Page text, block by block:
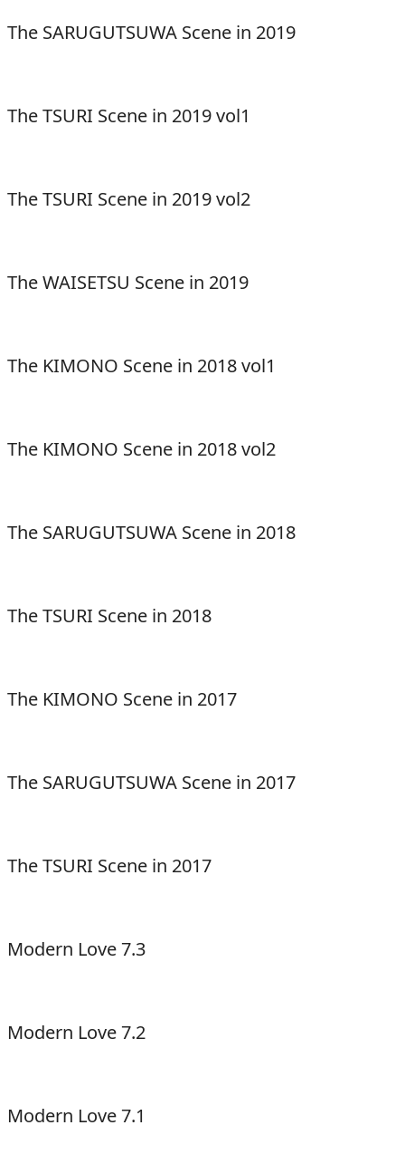
The SARUGUTSUWA Scene in 2019
The TSURI Scene in 2019 vol1
The TSURI Scene in 2019 vol2
The WAISETSU Scene in 2019
The KIMONO Scene in 2018 vol1
The KIMONO Scene in 2018 vol2
The SARUGUTSUWA Scene in 2018
The TSURI Scene in 2018
The KIMONO Scene in 2017
The SARUGUTSUWA Scene in 2017
The TSURI Scene in 2017
Modern Love 7.3
Modern Love 7.2
Modern Love 7.1